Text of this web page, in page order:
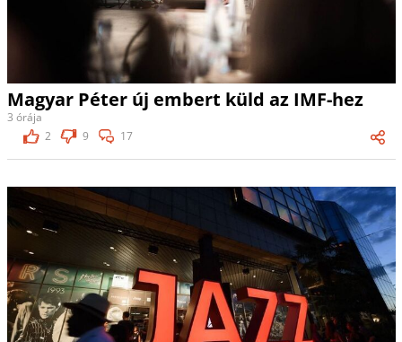
Magyar Péter új embert küld az IMF-hez
3 órája
2
9 17